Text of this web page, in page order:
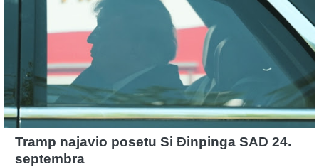
Tramp najavio posetu Si Đinpinga SAD 24.
septembra